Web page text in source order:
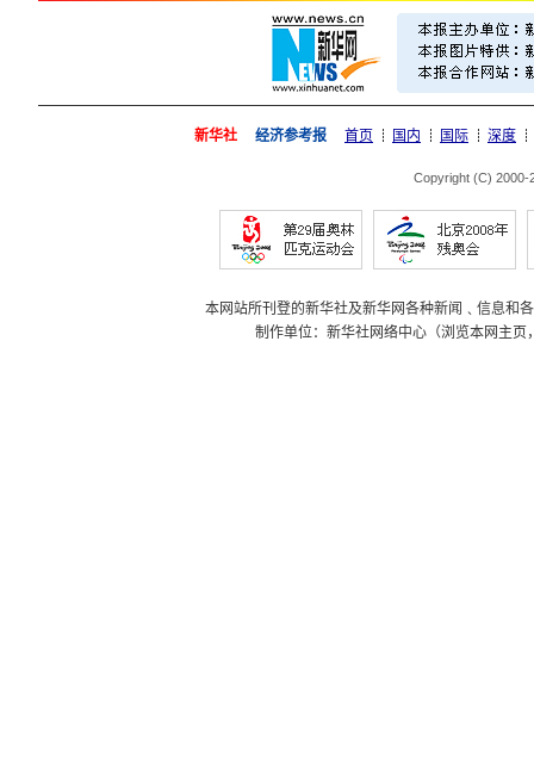
新华社 经济参考报 首页 国内 国际 深度
Copyright (C) 2000-
本网站所刊登的新华社及新华网各种新闻﹑信息和
制作单位：新华社网络中心（浏览本网主